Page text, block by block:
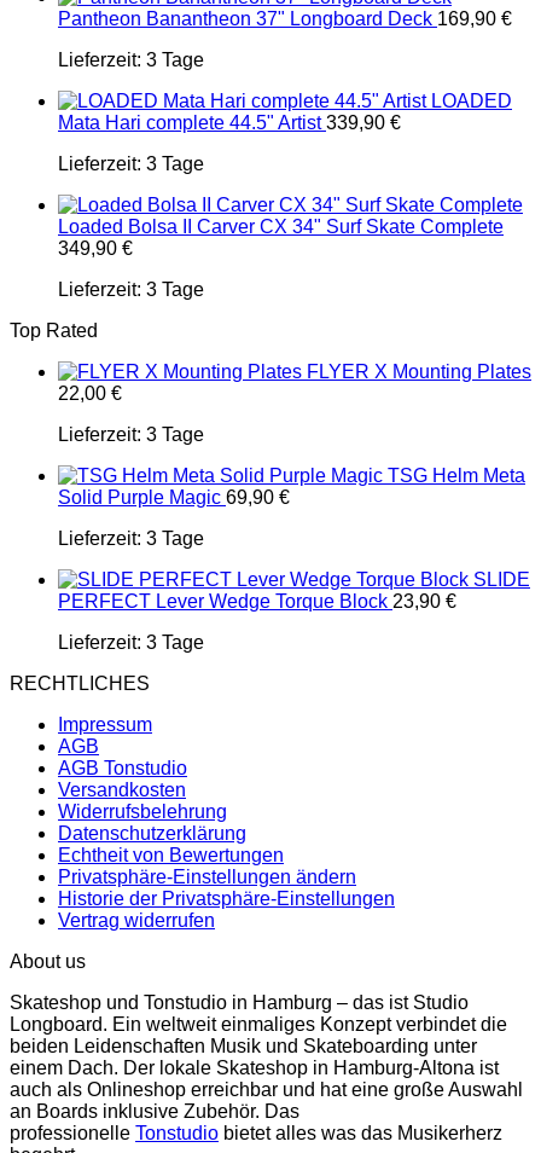
Pantheon Banantheon 37" Longboard Deck 169,90 €
Lieferzeit: 3 Tage
LOADED
Mata Hari complete 44.5" Artist 339,90 €
Lieferzeit: 3 Tage
Loaded Bolsa II Carver CX 34" Surf Skate Complete
349,90 €
Lieferzeit: 3 Tage
Top Rated
FLYER X Mounting Plates
22,00 €
Lieferzeit: 3 Tage
TSG Helm Meta
Solid Purple Magic 69,90 €
Lieferzeit: 3 Tage
SLIDE
PERFECT Lever Wedge Torque Block 23,90 €
Lieferzeit: 3 Tage
RECHTLICHES
Impressum
AGB
AGB Tonstudio
Versandkosten
Widerrufsbelehrung
Datenschutzerklärung
Echtheit von Bewertungen
Privatsphäre-Einstellungen ändern
Historie der Privatsphäre-Einstellungen
Vertrag widerrufen
About us
Skateshop und Tonstudio in Hamburg – das ist Studio
Longboard. Ein weltweit einmaliges Konzept verbindet die
beiden Leidenschaften Musik und Skateboarding unter
einem Dach. Der lokale Skateshop in Hamburg-Altona ist
auch als Onlineshop erreichbar und hat eine große Auswahl
an Boards inklusive Zubehör. Das
professionelle Tonstudio bietet alles was das Musikerherz